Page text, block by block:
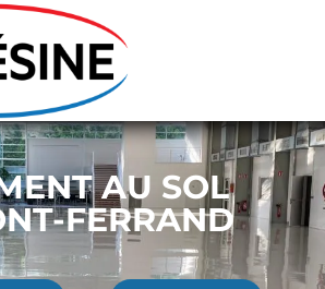
AU SOL
FERRAND